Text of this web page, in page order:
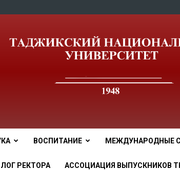
tnu
ВОСПИТАНИЕ МЕЖДУНАРОДНЫЕ
РЕКТОРА АССОЦИАЦИЯ ВЫПУСКНИКОВ